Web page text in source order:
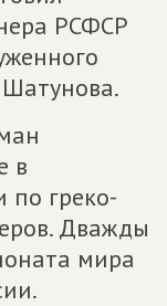
РСФСР
в
по греко-
Дважды
мира